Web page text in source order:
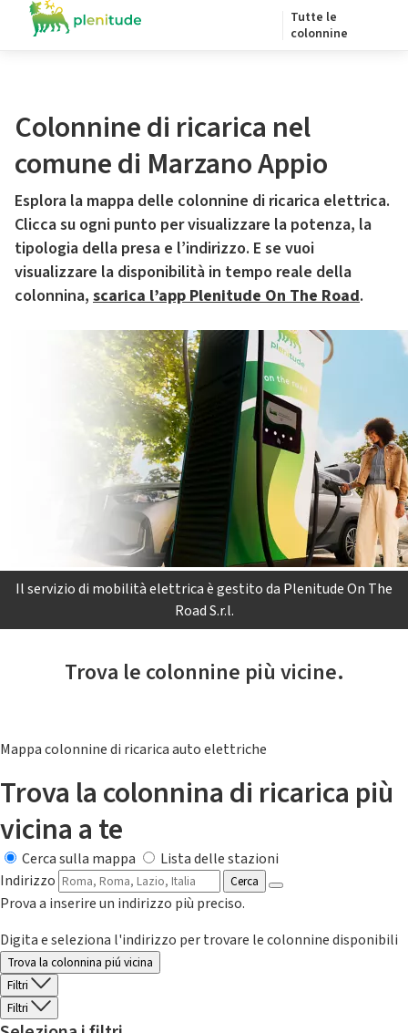
Tutte le
colonnine
Colonnine di ricarica nel
comune di Marzano Appio
Esplora la mappa delle colonnine di ricarica elettrica.
Clicca su ogni punto per visualizzare la potenza, la
tipologia della presa e l’indirizzo. E se vuoi
visualizzare la disponibilità in tempo reale della
colonnina, scarica l’app Plenitude On The Road.
Il servizio di mobilità elettrica è gestito da Plenitude On The
Road S.r.l.
Trova le colonnine più vicine.
Mappa colonnine di ricarica auto elettriche
Trova la colonnina di ricarica più
vicina a te
Cerca sulla mappa
Lista delle stazioni
Indirizzo
Cerca
Prova a inserire un indirizzo più preciso.
Digita e seleziona l'indirizzo per trovare le colonnine disponibili
Trova la colonnina piú vicina
Filtri
Filtri